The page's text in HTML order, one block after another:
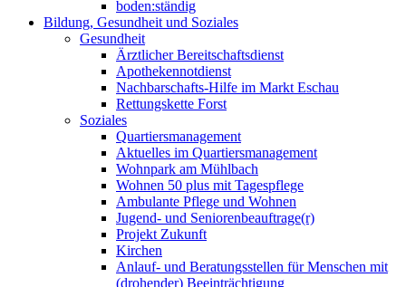
boden:ständig
Bildung, Gesundheit und Soziales
Gesundheit
Ärztlicher Bereitschaftsdienst
Apothekennotdienst
Nachbarschafts-Hilfe im Markt Eschau
Rettungskette Forst
Soziales
Quartiersmanagement
Aktuelles im Quartiersmanagement
Wohnpark am Mühlbach
Wohnen 50 plus mit Tagespflege
Ambulante Pflege und Wohnen
Jugend- und Seniorenbeauftrage(r)
Projekt Zukunft
Kirchen
Anlauf- und Beratungsstellen für Menschen mit
(drohender) Beeinträchtigung